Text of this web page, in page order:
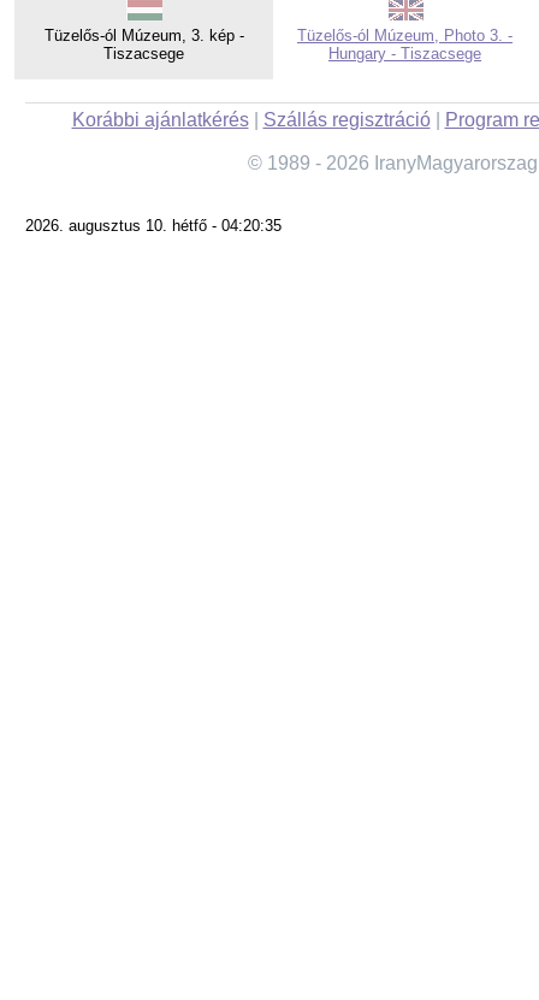
Tüzelős-ól Múzeum, 3. kép -
Tiszacsege
Tüzelős-ól Múzeum, Photo 3. -
Hungary - Tiszacsege
Korábbi ajánlatkérés| Szállás regisztráció| Program
© 1989 - 2026
2026. augusztus 10. hétfő - 04:20:35